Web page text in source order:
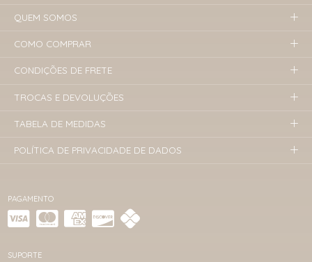
PAGAMENTO
SUPORTE
QUEM SOMOS
COMO COMPRAR
CONDIÇÕES DE FRETE
TROCAS E DEVOLUÇÕES
TABELA DE MEDIDAS
POLÍTICA DE PRIVACIDADE DE DADOS